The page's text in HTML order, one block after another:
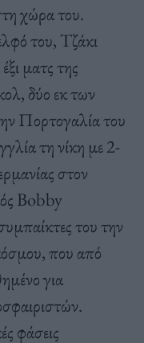
χώρα του.
του, Τζάκι
ματς της
δύο εκ των
Πορτογαλία του
τη νίκη με 2-
στον
Bobby
του την
που από
για
φάσεις